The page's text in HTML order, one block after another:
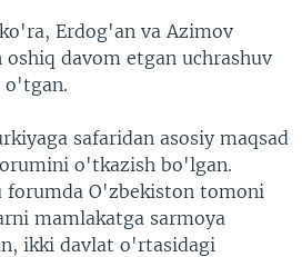
Erdog'an va Azimov
davom etgan uchrashuv
o'tgan.
safaridan asosiy maqsad
o'tkazish bo'lgan.
forumda O'zbekiston tomoni
mamlakatga sarmoya
ikki davlat o'rtasidagi